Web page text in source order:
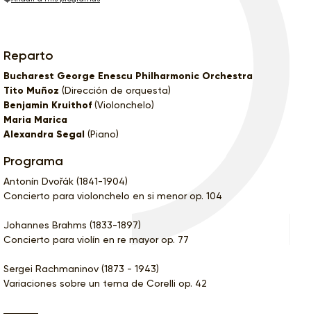
Reparto
Bucharest George Enescu Philharmonic Orchestra
Tito Muñoz (Dirección de orquesta)
Benjamin Kruithof (Violonchelo)
Maria Marica
Alexandra Segal (Piano)
Programa
Antonín Dvořák (1841-1904)
Concierto para violonchelo en si menor op. 104
Johannes Brahms (1833-1897)
Concierto para violín en re mayor op. 77
Sergei Rachmaninov (1873 - 1943)
Variaciones sobre un tema de Corelli op. 42